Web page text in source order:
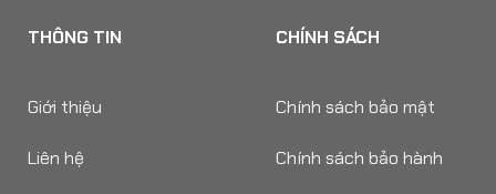
THÔNG TIN
Giới thiệu
Liên hệ
CHÍNH SÁCH
Chính sách bảo mật
Chính sách bảo hành